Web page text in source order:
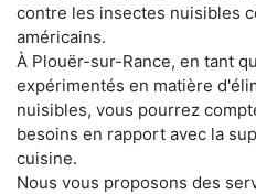
contre les insectes nuisibles
américains.
À Plouër-sur-Rance, en tant
expérimentés en matière
nuisibles, vous pourrez
besoins en rapport avec la
cuisine.
Nous vous proposons des